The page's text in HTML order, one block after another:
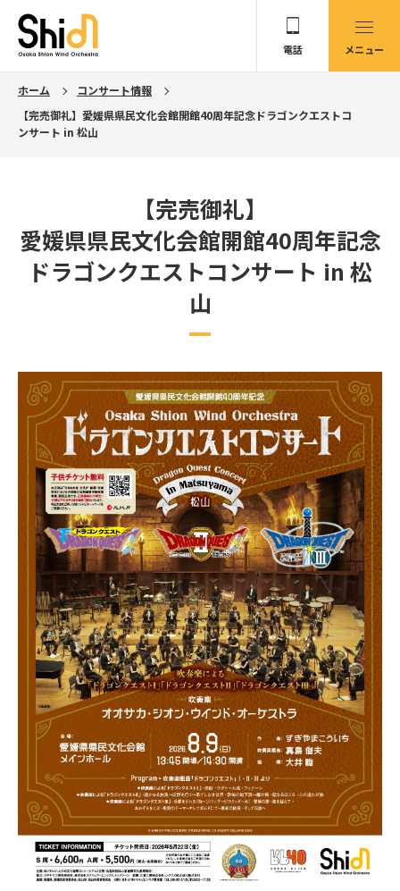
メニュー
電話
ホーム
コンサート情報
【完売御礼】愛媛県県民文化会館開館40周年記念ドラゴンクエストコ
ンサート in 松山
【完売御礼】
愛媛県県民文化会館開館40周年記念
ドラゴンクエストコンサート in 松
山